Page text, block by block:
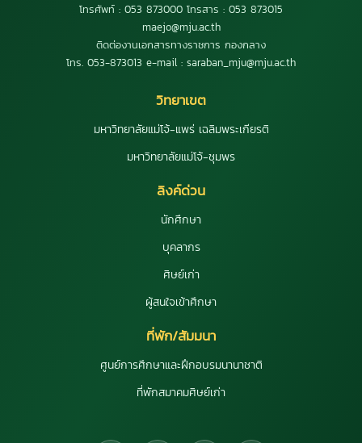
โทรศัพท์ : 053 873000 โทรสาร : 053 873015
maejo@mju.ac.th
ติดต่องานเอกสารทางราชการ กองกลาง
โทร. 053-873013 e-mail : saraban_mju@mju.ac.th
วิทยาเขต
มหาวิทยาลัยแม่โจ้-แพร่ เฉลิมพระเกียรติ
มหาวิทยาลัยแม่โจ้-ชุมพร
ลิงค์ด่วน
นักศึกษา
บุคลากร
ศิษย์เก่า
ผู้สนใจเข้าศึกษา
ที่พัก/สัมมนา
ศูนย์การศึกษาและฝึกอบรมนานาชาติ
ที่พักสมาคมศิษย์เก่า